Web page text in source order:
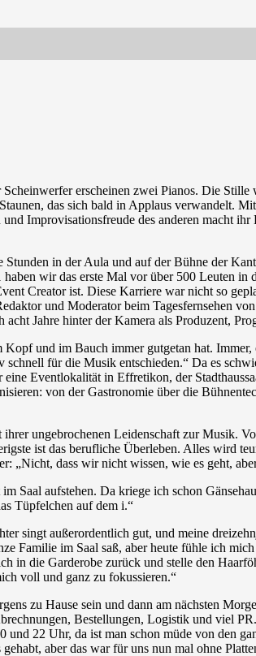
erscheinen zwei Pianos. Die Stille
das sich bald in Applaus verwandelt.
Improvisationsfreude des anderen macht
in der Aula und auf der Bühne der
wir das erste Mal vor über 500 Leuten in
Creator ist. Diese Karriere war nicht so
und Moderator beim Tagesfernsehen
Jahre hinter der Kamera als Produzent,
und im Bauch immer gutgetan hat.
für die Musik entschieden.“ Da es
Eventlokalität in Effretikon, der
von der Gastronomie über die
ungebrochenen Leidenschaft zur Musik.
ist das berufliche Überleben. Alles wird
„Nicht, dass wir nicht wissen, wie es geht,
Saal aufstehen. Da kriege ich schon
Tüpfelchen auf dem i.“
singt außerordentlich gut, und meine
Familie im Saal saß, aber heute fühle ich
in die Garderobe zurück und stelle den
voll und ganz zu fokussieren.“
zu Hause sein und dann am nächsten
Bestellungen, Logistik und viel
22 Uhr, da ist man schon müde von den
aber das war für uns nun mal ohne